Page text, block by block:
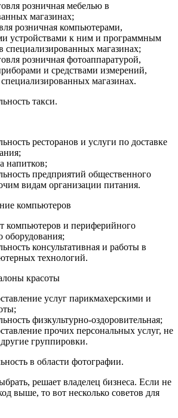
розничная мебелью в
магазинах;
розничная компьютерами,
устройствами к ним и программным
специализированных магазинах;
розничная фотоаппаратурой,
и средствами измерений,
магазинах.
такси.
ресторанов и услуги по доставке
напитков;
предприятий общественного
видам организации питания.
компьютеров
компьютеров и периферийного
оборудования;
консультативная и работы в
технологий.
красоты
услуг парикмахерскими и
физкультурно-оздоровительная;
прочих персональных услуг, не
группировки.
в области фотографии.
решает владелец бизнеса. Если не
выше, то вот несколько советов для